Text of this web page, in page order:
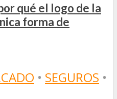
qué el logo de la
forma de
• SEGUROS •